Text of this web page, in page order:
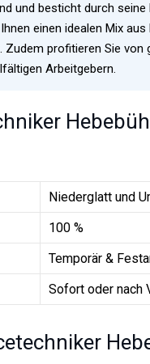
und besticht durch
einen idealen Mix
profitieren Sie
Arbeitgebern.
Niederglatt und
100 %
Temporär &
Sofort oder nach